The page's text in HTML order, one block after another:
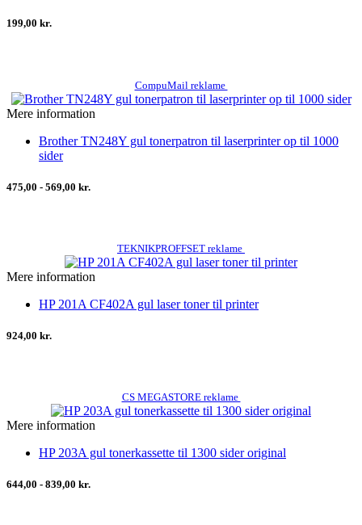
199,00 kr.
CompuMail reklame
Mere information
Brother TN248Y gul tonerpatron til laserprinter op til 1000
sider
475,00 - 569,00 kr.
TEKNIKPROFFSET reklame
Mere information
HP 201A CF402A gul laser toner til printer
924,00 kr.
CS MEGASTORE reklame
Mere information
HP 203A gul tonerkassette til 1300 sider original
644,00 - 839,00 kr.